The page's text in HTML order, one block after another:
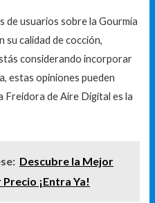
de usuarios sobre la Gourmia
calidad de cocción,
considerando incorporar
estas opiniones pueden
Freidora de Aire Digital es la
Descubre la Mejor
¡Entra Ya!